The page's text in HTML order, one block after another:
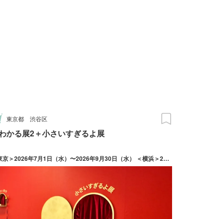
東京都 渋谷区
かる展2＋小さいすぎるよ展
＜東京＞2026年7月1日（水）〜2026年9月30日（水） ＜横浜＞2026年7月17日（金）〜2026年10月18日（日）